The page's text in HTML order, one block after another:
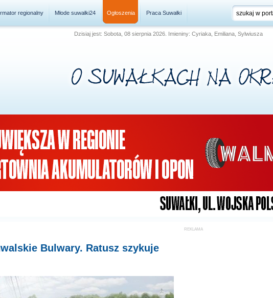
regionalny Młode suwałki24 Ogłoszenia Praca Suwałki
Dzisiaj jest: Sobota, 08 sierpnia 2026. Imieniny: Cyriaka, Emiliana, Sylwiusza
Bulwary. Ratusz szykuje